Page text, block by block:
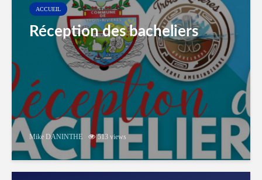
ACCUEIL
Réception des bacheliers
Mike DANINTHE 513 views